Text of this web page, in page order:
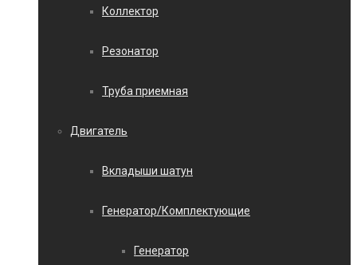
Коллектор
Резонатор
Труба приемная
Двигатель
Вкладыши шатун
Генератор/Комплектующие
Генератор